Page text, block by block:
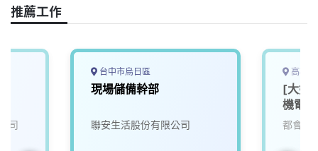
o
k
n
k
推薦工作
司
台中市烏日區
現場儲備幹部
聯安生活股份有限公司
高雄
[大好
機電
都會生